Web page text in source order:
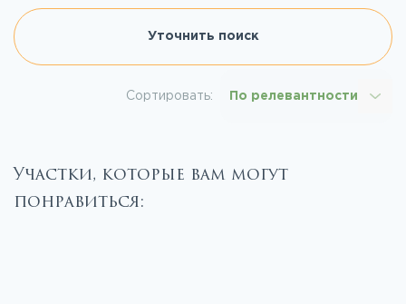
Уточнить поиск
Сортировать: По релевантности
Участки, которые вам могут
понравиться: